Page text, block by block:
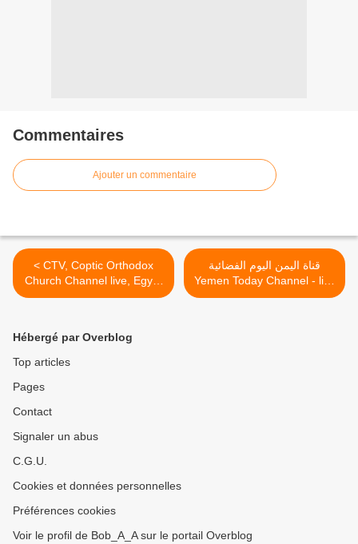
Commentaires
Ajouter un commentaire
< CTV, Coptic Orthodox
Church Channel live, Egypt
قناة سي تي في هي القناة
‫قناة اليمن اليوم الفضائية
Yemen Today Channel - live‬
>
Hébergé par Overblog
Top articles
Pages
Contact
Signaler un abus
C.G.U.
Cookies et données personnelles
Préférences cookies
Voir le profil de Bob_A_A sur le portail Overblog